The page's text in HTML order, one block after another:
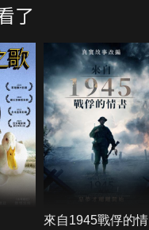
了
來自1945戰俘的情